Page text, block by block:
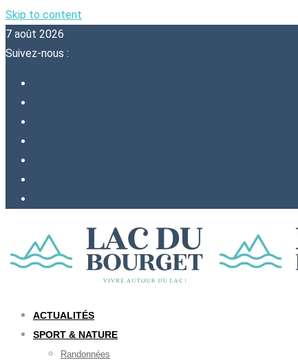
Skip to content
7 août 2026
Suivez-nous :
ACTUALITÉS
SPORT & NATURE
Randonnées